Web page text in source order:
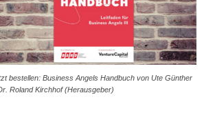
bestellen: Business Angels Handbuch von Ute Günther
Roland Kirchhof (Herausgeber)